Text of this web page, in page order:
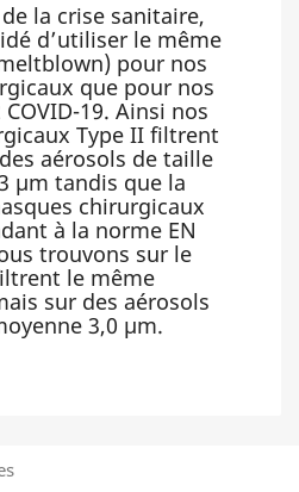
la crise sanitaire,
d’utiliser le même
pour nos
que pour nos
COVID-19. Ainsi nos
Type II filtrent
aérosols de taille
µm tandis que la
chirurgicaux
à la norme EN
trouvons sur le
le même
sur des aérosols
3,0 µm.